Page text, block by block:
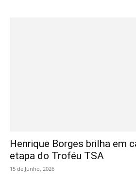
Henrique Borges brilha em
etapa do Troféu TSA
15 de Junho, 2026